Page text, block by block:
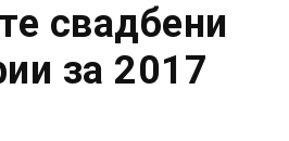
свадбени
за 2017